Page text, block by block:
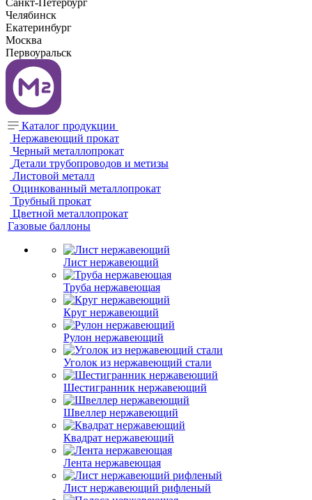
Санкт-Петербург
Челябинск
Екатеринбург
Москва
Первоуральск
Каталог продукции
Нержавеющий прокат
Черный металлопрокат
Детали трубопроводов и метизы
Листовой металл
Оцинкованный металлопрокат
Трубный прокат
Цветной металлопрокат
Газовые баллоны
Лист нержавеющий
Труба нержавеющая
Круг нержавеющий
Рулон нержавеющий
Уголок из нержавеющий стали
Шестигранник нержавеющий
Швеллер нержавеющий
Квадрат нержавеющий
Лента нержавеющая
Лист нержавеющий рифленый